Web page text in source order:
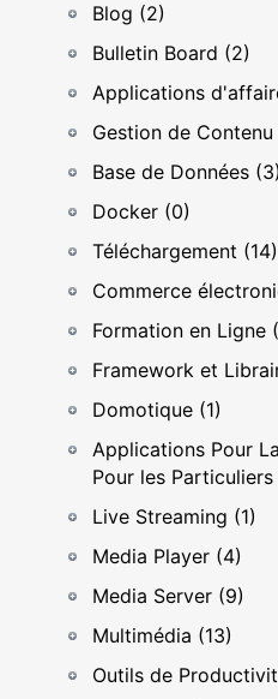
Blog (2)
Bulletin Board (2)
Applications
Gestion de Contenu
Base de Données (3)
Docker (0)
Téléchargement (14)
Commerce
Formation en Ligne
Framework et
Domotique (1)
Applications Pour
Pour les Particuliers
Live Streaming (1)
Media Player (4)
Media Server (9)
Multimédia (13)
Outils de